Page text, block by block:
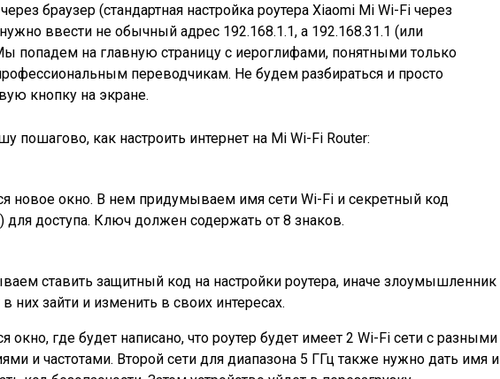
браузер (стандартная настройка роутера Xiaomi Mi Wi-Fi через
ввести не обычный адрес 192.168.1.1, а 192.168.31.1 (или
попадем на главную страницу с иероглифами, понятными только
переводчикам. Не будем разбираться и просто
кнопку на экране.
пошагово, как настроить интернет на Mi Wi-Fi Router:
новое окно. В нем придумываем имя сети Wi-Fi и секретный код
для доступа. Ключ должен содержать от 8 знаков.
ставить защитный код на настройки роутера, иначе злоумышленник
них зайти и изменить в своих интересах.
окно, где будет написано, что роутер будет имеет 2 Wi-Fi сети с разными
и частотами. Второй сети для диапазона 5 ГГц также нужно дать имя и